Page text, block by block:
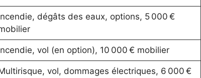
dégâts des eaux, options, 5 000 €
vol (en option), 10 000 € mobilier
vol, dommages électriques, 6 000 €